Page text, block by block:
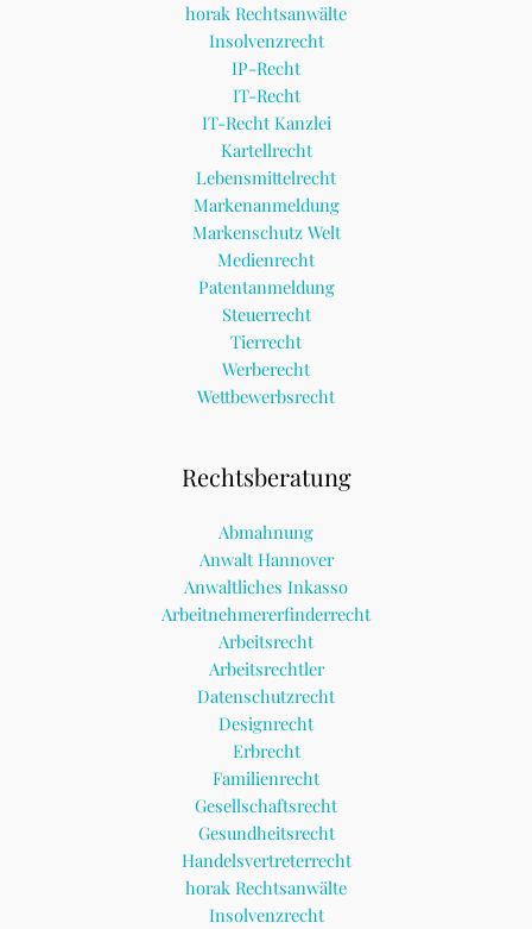
horak Rechtsanwälte
Insolvenzrecht
IP-Recht
IT-Recht
IT-Recht Kanzlei
Kartellrecht
Lebensmittelrecht
Markenanmeldung
Markenschutz Welt
Medienrecht
Patentanmeldung
Steuerrecht
Tierrecht
Werberecht
Wettbewerbsrecht
Rechtsberatung
Abmahnung
Anwalt Hannover
Anwaltliches Inkasso
Arbeitnehmererfinderrecht
Arbeitsrecht
Arbeitsrechtler
Datenschutzrecht
Designrecht
Erbrecht
Familienrecht
Gesellschaftsrecht
Gesundheitsrecht
Handelsvertreterrecht
horak Rechtsanwälte
Insolvenzrecht